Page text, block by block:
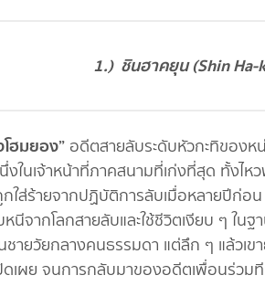
1.) ชินฮาคยุน (Shin Ha-
ฮมยอง” อดีตสายลับระดับหัวกะทิของห
งในเจ้าหน้าที่ภาคสนามที่เก่งที่สุด ทั้งไห
ใส่ร้ายจากปฏิบัติการลับเมื่อหลายปีก่
นีจากโลกสายลับและใช้ชีวิตเงียบ ๆ ในฐ
ชายวัยกลางคนธรรมดา แต่ลึก ๆ แล้วเข
ดเผย จนการกลับมาของอดีตเพื่อนร่วม